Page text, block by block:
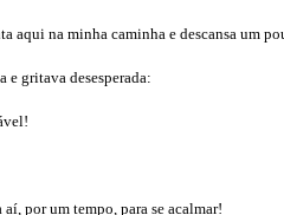
aqui na minha caminha e descansa um
e gritava desesperada:
por um tempo, para se acalmar!